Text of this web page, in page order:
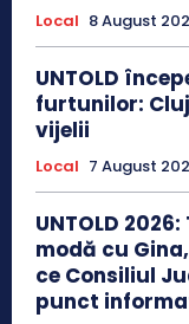
Local 8 August
UNTOLD
furtunilor: Cluj
vijelii
Local 7 August
UNTOLD
modă cu
ce Consiliul
punct